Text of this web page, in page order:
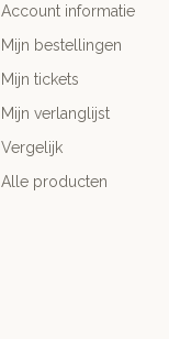
Account informatie
Mijn bestellingen
Mijn tickets
Mijn verlanglijst
Vergelijk
Alle producten